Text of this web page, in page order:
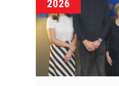
2026